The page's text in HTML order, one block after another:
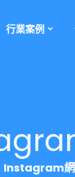
行業案例
Instagram網